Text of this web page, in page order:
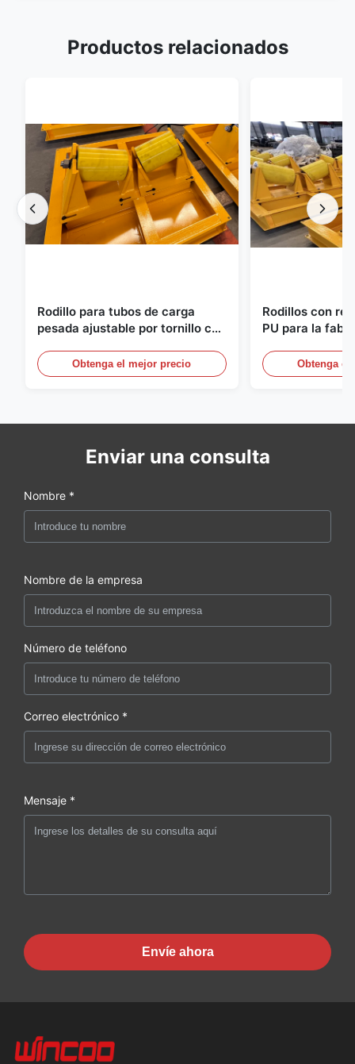
Productos relacionados
Rodillo para tubos de carga
pesada ajustable por tornillo con
resistentes al desgaste
Obtenga el mejor precio
Rodillos con
PU para la
Obtenga el
Enviar una consulta
Nombre *
Nombre de la empresa
Número de teléfono
Correo electrónico *
Mensaje *
Envíe ahora